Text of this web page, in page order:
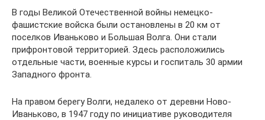
В годы Великой Отечественной войны немецко-
фашистские войска были остановлены в 20 км от
поселков Иваньково и Большая Волга. Они стали
прифронтовой территорией. Здесь расположились
отдельные части, военные курсы и госпиталь 30 армии
Западного фронта.
На правом берегу Волги, недалеко от деревни Ново-
Иваньково, в 1947 году по инициативе руководителя